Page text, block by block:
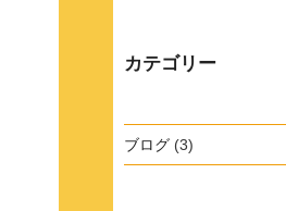
カテゴリー
ブログ(3)